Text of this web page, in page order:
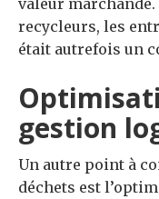
recycleurs, les
était autrefois un
gestion
Un autre point à
déchets est